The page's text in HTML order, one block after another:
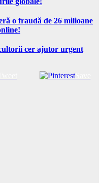
o fraudă de 26 milioane
cer ajutor urgent
Save